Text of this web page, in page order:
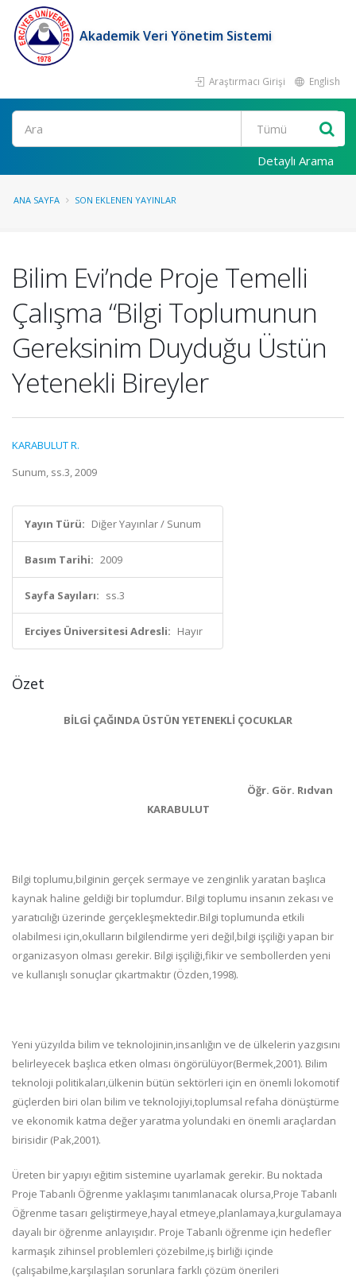
Akademik Veri Yönetim Sistemi
Araştırmacı Girişi English
Ara
Detaylı Arama
ANA SAYFA SON EKLENEN YAYINLAR
Bilim Evi’nde Proje Temelli
Çalışma “Bilgi Toplumunun
Gereksinim Duyduğu Üstün
Yetenekli Bireyler
KARABULUT R.
Sunum, ss.3, 2009
Yayın Türü: Diğer Yayınlar / Sunum
Basım Tarihi: 2009
Sayfa Sayıları: ss.3
Erciyes Üniversitesi Adresli: Hayır
Özet
BİLGİ ÇAĞINDA ÜSTÜN YETENEKLİ ÇOCUKLAR
Öğr. Gör. Rıdvan
KARABULUT
Bilgi toplumu,bilginin gerçek sermaye ve zenginlik yaratan başlıca
kaynak haline geldiği bir toplumdur. Bilgi toplumu insanın zekası ve
yaratıcılığı üzerinde gerçekleşmektedir.Bilgi toplumunda etkili
olabilmesi için,okulların bilgilendirme yeri değil,bilgi işçiliği yapan bir
organizasyon olması gerekir. Bilgi işçiliği,fikir ve sembollerden yeni
ve kullanışlı sonuçlar çıkartmaktır (Özden,1998).
Yeni yüzyılda bilim ve teknolojinin,insanlığın ve de ülkelerin yazgısını
belirleyecek başlıca etken olması öngörülüyor(Bermek,2001). Bilim
teknoloji politikaları,ülkenin bütün sektörleri için en önemli lokomotif
güçlerden biri olan bilim ve teknolojiyi,toplumsal refaha dönüştürme
ve ekonomik katma değer yaratma yolundaki en önemli araçlardan
birisidir (Pak,2001).
Üreten bir yapıyı eğitim sistemine uyarlamak gerekir. Bu noktada
Proje Tabanlı Öğrenme yaklaşımı tanımlanacak olursa,Proje Tabanlı
Öğrenme tasarı geliştirmeye,hayal etmeye,planlamaya,kurgulamaya
dayalı bir öğrenme anlayışıdır. Proje Tabanlı öğrenme için hedefler
karmaşık zihinsel problemleri çözebilme,iş birliği içinde
(çalışabilme,karşılaşılan sorunlara farklı çözüm önerileri